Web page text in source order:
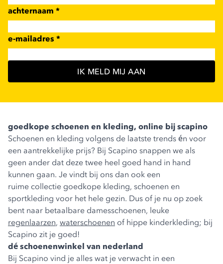
achternaam *
e-mailadres *
IK MELD MIJ AAN
goedkope schoenen en kleding, online bij scapino
Schoenen en kleding volgens de laatste trends én voor
een aantrekkelijke prijs? Bij Scapino snappen we als
geen ander dat deze twee heel goed hand in hand
kunnen gaan. Je vindt bij ons dan ook een
ruime collectie goedkope kleding, schoenen en
sportkleding voor het hele gezin. Dus of je nu op zoek
bent naar betaalbare damesschoenen, leuke
regenlaarzen, waterschoenen of hippe kinderkleding; bij
Scapino zit je goed!
dé schoenenwinkel van nederland
Bij Scapino vind je alles wat je verwacht in een